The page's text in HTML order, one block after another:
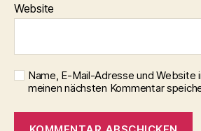
Website
Name, E-Mail-Adresse und Website
meinen nächsten Kommentar